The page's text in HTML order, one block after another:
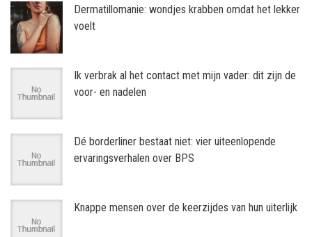
Dermatillomanie: wondjes krabben omdat het lekker
voelt
Ik verbrak al het contact met mijn vader: dit zijn de
voor- en nadelen
Dé borderliner bestaat niet: vier uiteenlopende
ervaringsverhalen over BPS
Knappe mensen over de keerzijdes van hun uiterlijk